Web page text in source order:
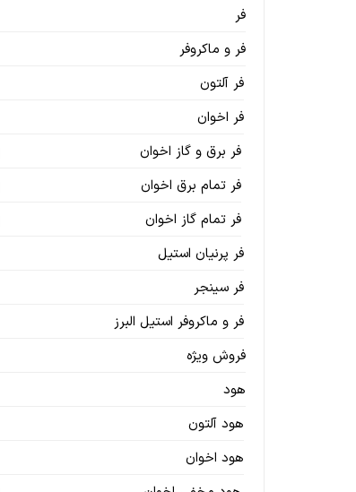
فر
فر و ماکروفر
فر آلتون
فر اخوان
فر برق و گاز اخوان
فر تمام برق اخوان
فر تمام گاز اخوان
فر پرنیان استیل
فر سینجر
فر و ماکروفر استیل البرز
فروش ویژه
هود
هود آلتون
هود اخوان